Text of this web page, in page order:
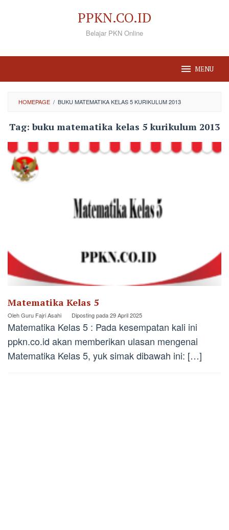
PPKN.CO.ID
Belajar PKN Online
MENU
HOMEPAGE / BUKU MATEMATIKA KELAS 5 KURIKULUM 2013
Tag:buku matematika kelas 5 kurikulum 2013
Matematika Kelas 5
OlehGuru Fajri Asahi Diposting pada29 April 2025
Matematika Kelas 5 : Pada kesempatan kali ini
ppkn.co.id akan memberikan ulasan mengenai
Matematika Kelas 5, yuk simak dibawah ini: […]